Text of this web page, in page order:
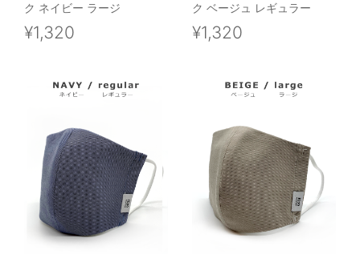
ク ネイビー ラージ
¥1,320
ク ベージュ レギュラー
¥1,320